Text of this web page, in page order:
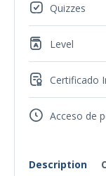
Description
Quizzes
Level
Certificado
Acceso de